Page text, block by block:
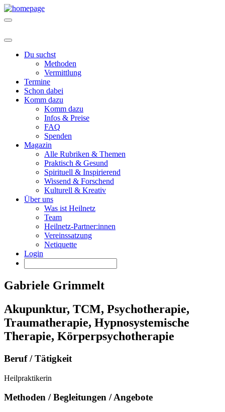
Du suchst
Methoden
Vermittlung
Termine
Schon dabei
Komm dazu
Komm dazu
Infos & Preise
FAQ
Spenden
Magazin
Alle Rubriken & Themen
Praktisch & Gesund
Spirituell & Inspirierend
Wissend & Forschend
Kulturell & Kreativ
Über uns
Was ist Heilnetz
Team
Heilnetz-Partner:innen
Vereinssatzung
Netiquette
Login
Gabriele Grimmelt
Akupunktur, TCM, Psychotherapie,
Traumatherapie, Hypnosystemische
Therapie, Körperpsychotherapie
Beruf / Tätigkeit
Heilpraktikerin
Methoden / Begleitungen / Angebote